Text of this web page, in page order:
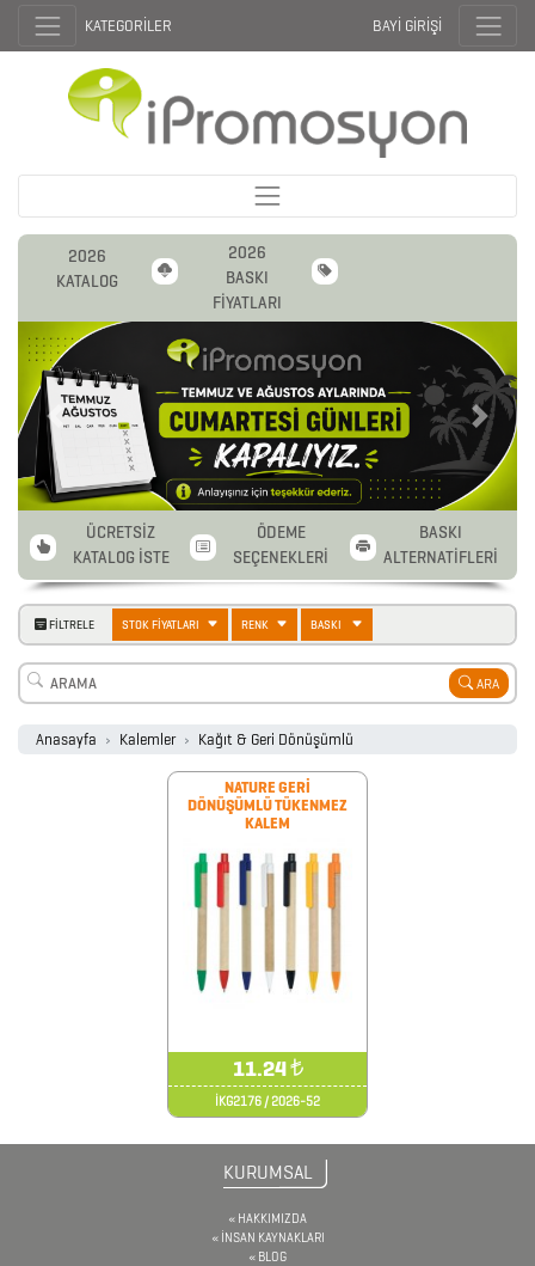
2026
PROMOSYON
AJANDA
PROMOSYON
&
KATEGORİLER BAYİ GİRİŞİ
2026
KATALOG
2026
BASKI
FİYATLARI
Previous Next
ÜCRETSİZ
KATALOG İSTE
ÖDEME
SEÇENEKLERİ
BASKI
ALTERNATİFLERİ
FİLTRELE STOK FİYATLARI RENK BASKI
ARA
Anasayfa Kalemler Kağıt & Geri Dönüşümlü
NATURE GERİ
DÖNÜŞÜMLÜ TÜKENMEZ
KALEM
11.24₺
İKG2176 / 2026-52
KURUMSAL
HAKKIMIZDA
İNSAN KAYNAKLARI
BLOG